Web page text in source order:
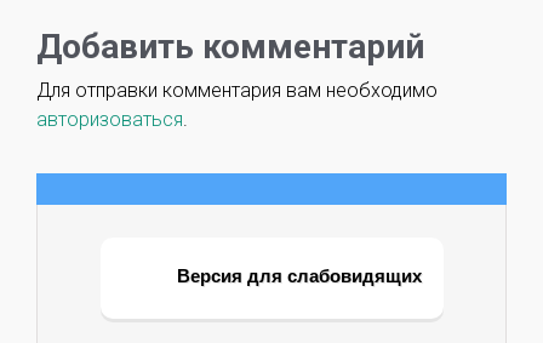
Добавить комментарий
Для отправки комментария вам необходимо
авторизоваться
Версия для слабовидящих